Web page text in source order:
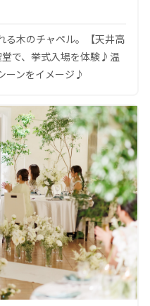
る木のチャペル。【天井高
で、挙式入場を体験♪温
ーンをイメージ♪